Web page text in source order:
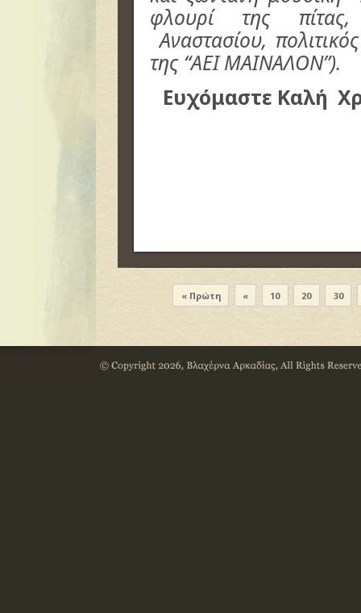
φλουρί της
Αναστασίου,
της “ΑΕΙ ΜΑΙΝΑΛΟΝ”).
Ευχόμαστε Καλή
« Πρώτη « 10 20 30